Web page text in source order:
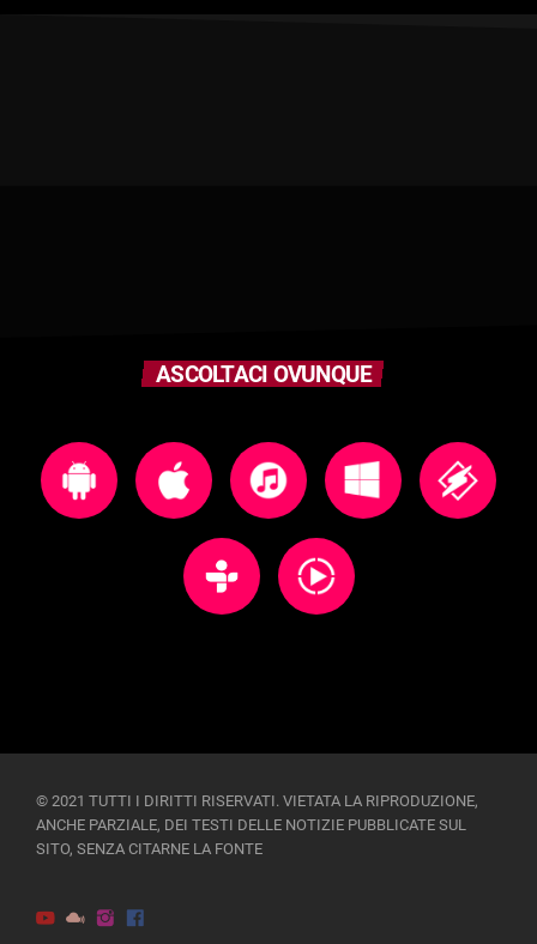
ASCOLTACI OVUNQUE
© 2021 TUTTI I DIRITTI RISERVATI. VIETATA LA RIPRODUZIONE,
ANCHE PARZIALE, DEI TESTI DELLE NOTIZIE PUBBLICATE SUL
SITO, SENZA CITARNE LA FONTE